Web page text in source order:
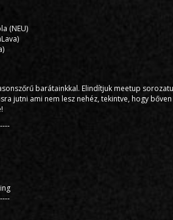
(NEU)
barátainkkal. Elindítjuk meetup
jutni ami nem lesz nehéz, tekintve, hogy